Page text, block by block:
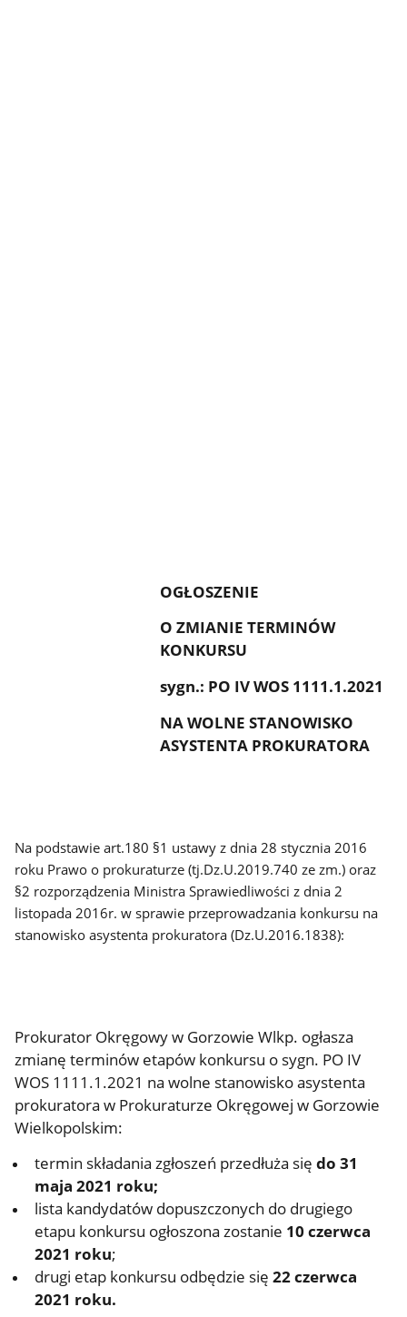
OGŁOSZENIE
O ZMIANIE TERMINÓW
KONKURSU
sygn.: PO IV WOS 1111.1.2021
NA WOLNE STANOWISKO
ASYSTENTA PROKURATORA
Na podstawie art.180 §1 ustawy z dnia 28 stycznia 2016
roku Prawo o prokuraturze (tj.Dz.U.2019.740 ze zm.) oraz
§2 rozporządzenia Ministra Sprawiedliwości z dnia 2
listopada 2016r. w sprawie przeprowadzania konkursu na
stanowisko asystenta prokuratora (Dz.U.2016.1838):
Prokurator Okręgowy w Gorzowie Wlkp. ogłasza
zmianę terminów etapów konkursu o sygn. PO IV
WOS 1111.1.2021 na wolne stanowisko asystenta
prokuratora w Prokuraturze Okręgowej w Gorzowie
Wielkopolskim:
termin składania zgłoszeń przedłuża siędo 31
maja 2021 roku;
lista kandydatów dopuszczonych do drugiego
etapu konkursu ogłoszona zostanie 10 czerwca
2021 roku;
drugi etap konkursu odbędzie się22 czerwca
2021 roku.